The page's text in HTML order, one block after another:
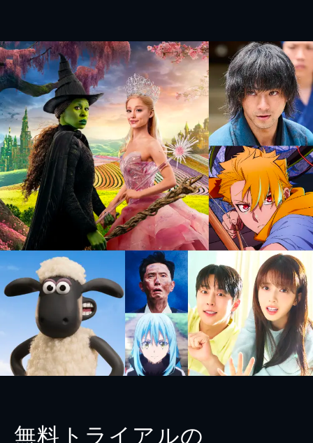
無料トライアルの